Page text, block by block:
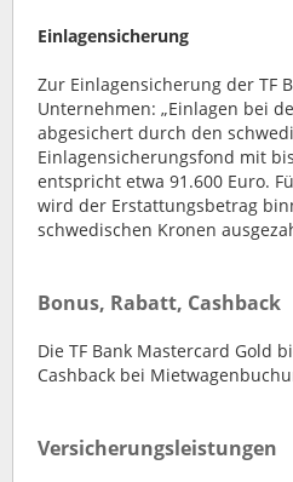
Einlagensicherung
Zur Einlagensicherung der TF
Unternehmen: „Einlagen bei
abgesichert durch den
Einlagensicherungsfond mit bis
entspricht etwa 91.600 Euro.
wird der Erstattungsbetrag
schwedischen Kronen
Bonus, Rabatt, Cashback
Die TF Bank Mastercard Gold
Cashback bei
Versicherungsleistungen